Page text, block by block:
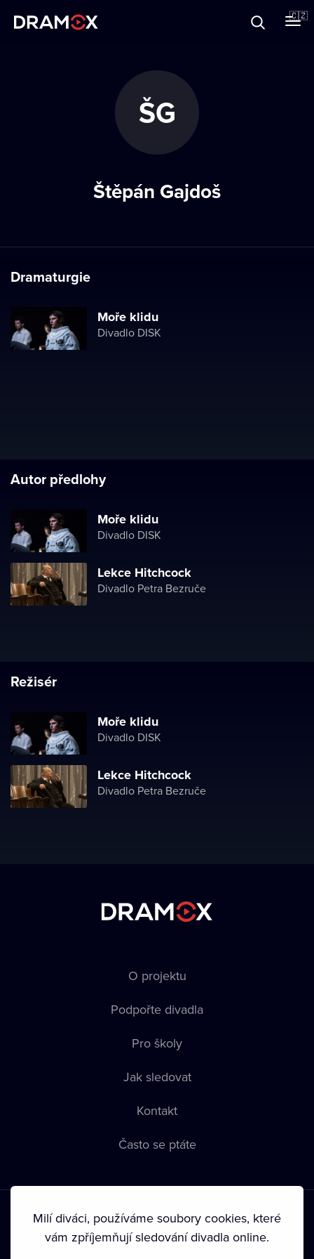
🇨🇿
ŠG
Štěpán Gajdoš
Dramaturgie
Moře klidu
Divadlo DISK
Autor předlohy
Moře klidu
Divadlo DISK
Lekce Hitchcock
Divadlo Petra Bezruče
Režisér
Moře klidu
Divadlo DISK
Lekce Hitchcock
Divadlo Petra Bezruče
O projektu
Podpořte divadla
Pro školy
Jak sledovat
Kontakt
Často se ptáte
Milí diváci, používáme soubory cookies, které
vám zpříjemňují sledování divadla online.